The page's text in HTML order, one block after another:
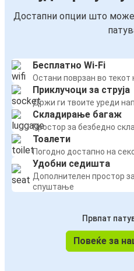
Достапни опции што може
Бесплатно Wi-Fi
Остани поврзан во
Приклучоци за струја
Држи ги твоите уреди
Складирање багаж
Простор за безбедно
Тоалети
Погодно достапно на
Удобни седишта
Дополнителен простор
спуштање
Првпат
Повеќе за